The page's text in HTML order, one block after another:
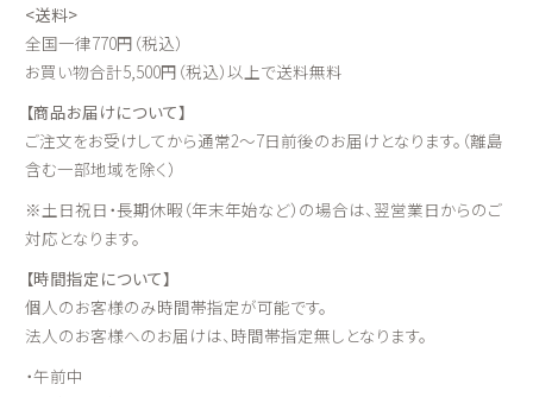
<送料>
全国一律770円（税込）
お買い物合計5,500円（税込）以上で送料無料
【商品お届けについて】
ご注文をお受けしてから通常2～7日前後のお届けとなります。（離島
含む一部地域を除く）
※土日祝日・長期休暇（年末年始など）の場合は、翌営業日からのご
対応となります。
【時間指定について】
個人のお客様のみ時間帯指定が可能です。
法人のお客様へのお届けは、時間帯指定無しとなります。
・午前中